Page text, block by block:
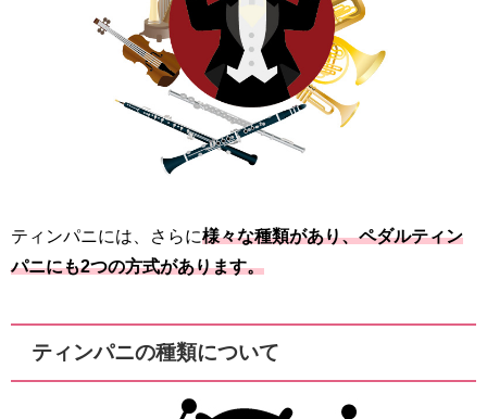
ティンパニには、さらに様々な種類があり、ペダルティン
パニにも2つの方式があります。
ティンパニの種類について